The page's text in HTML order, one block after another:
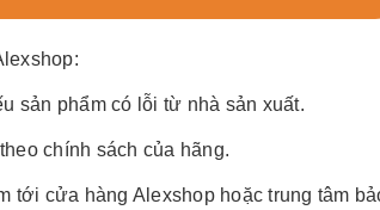
sản phẩm có lỗi từ nhà sản xuất.
chính sách của hãng.
tới cửa hàng Alexshop hoặc trung tâm